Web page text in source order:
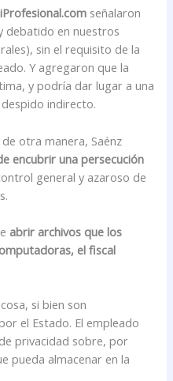
iProfesional.com señalaron
debatido en nuestros
sin el requisito de la
Y agregaron que la
y podría dar lugar a una
indirecto.
otra manera, Saénz
encubrir una persecución
general y azaroso de
abrir archivos que los
el fiscal
si bien son
el Estado. El empleado
privacidad sobre, por
pueda almacenar en la